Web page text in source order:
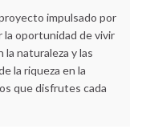
impulsado por
la oportunidad de vivir
naturaleza y las
la riqueza en la
que disfrutes cada